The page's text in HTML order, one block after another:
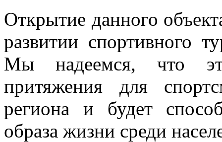
Открытие данного
развитии спортивного
Мы надеемся, что
притяжения для
региона и будет
образа жизни среди